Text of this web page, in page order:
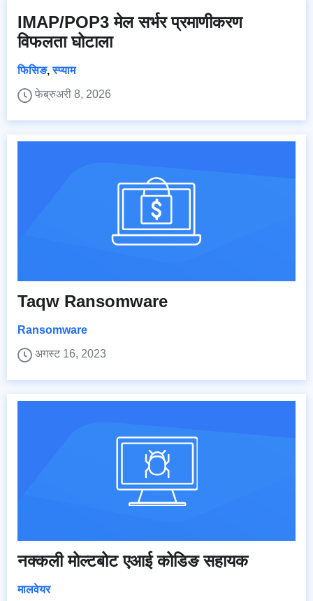
IMAP/POP3 मेल सर्भर प्रमाणीकरण
विफलता घोटाला
फिसिङ,स्प्याम
फेब्रुअरी 8, 2026
Taqw Ransomware
Ransomware
अगस्ट 16, 2023
नक्कली मोल्टबोट एआई कोडिङ सहायक
मालवेयर